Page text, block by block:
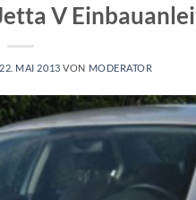
V
22. MAI 2013 VON MODERATOR